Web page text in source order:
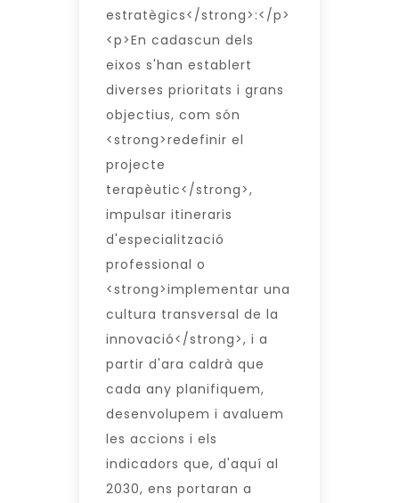
estratègics</strong>:</p>
<p>En cadascun dels
eixos s'han establert
diverses prioritats i grans
objectius, com són
<strong>redefinir el
projecte
terapèutic</strong>,
impulsar itineraris
d'especialització
professional o
<strong>implementar una
cultura transversal de la
innovació</strong>, i a
partir d'ara caldrà que
cada any planifiquem,
desenvolupem i avaluem
les accions i els
indicadors que, d'aquí al
2030, ens portaran a